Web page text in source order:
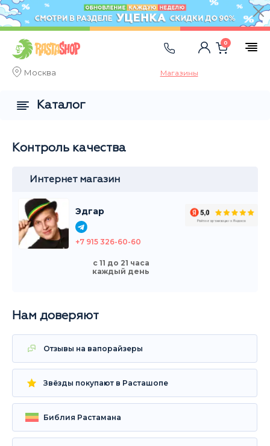
Москва Магазины
0
Контроль качества
Интернет магазин
Эдгар
+7 915 326-60-60
с 11 до 21 часа
каждый день
Нам доверяют
Отзывы на вапорайзеры
Звёзды покупают в Расташопе
Библия Растамана
Каталог